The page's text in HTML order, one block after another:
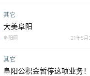
其它
大美阜阳
阜阳网 21年5月
其它
阜阳公积金暂停这项业务！